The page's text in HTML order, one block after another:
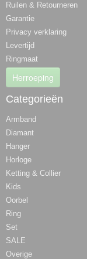
Ruilen & Retourneren
Garantie
Privacy verklaring
Levertijd
Ringmaat
Herroeping
Categorieën
Armband
Diamant
Hanger
Horloge
Ketting & Collier
Kids
Oorbel
Ring
Set
SALE
Overige